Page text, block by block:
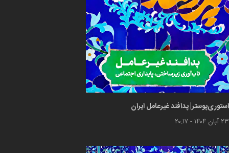
استوری‌پوستر| پدافند غیرعامل ایران
۲۳ آبان ۱۴۰۴ - ۲۰:۱۷